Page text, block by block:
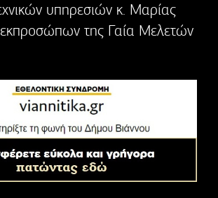
υπηρεσιών κ. Μαρίας
της Γαία Μελετών